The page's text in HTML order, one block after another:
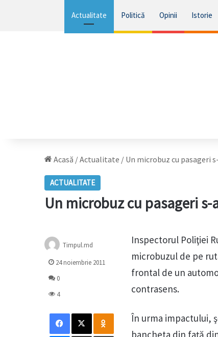
Actualitate Politică Opinii Istorie
Acasă /Actualitate / Un microbuz cu pasageri
ACTUALITATE
Un microbuz cu pasageri
Inspectorul Poliţiei
microbuzul de pe
frontal de un
contrasens.
În urma impactului,
bancheta din faţă
Timpul.md
24 noiembrie 2011
0
4
Facebook
X Odnoklassniki